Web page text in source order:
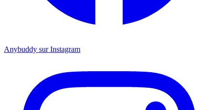
Anybuddy sur Instagram